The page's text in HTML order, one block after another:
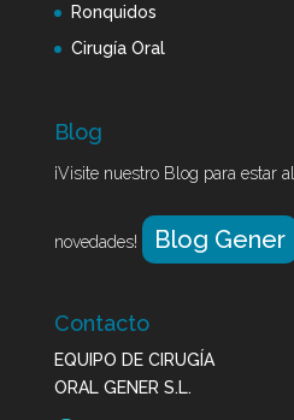
Ronquidos
Cirugía Oral
Blog
¡Visite nuestro Blog para estar
novedades! Blog Gener
Contacto
EQUIPO DE CIRUGÍA
ORAL GENER S.L.